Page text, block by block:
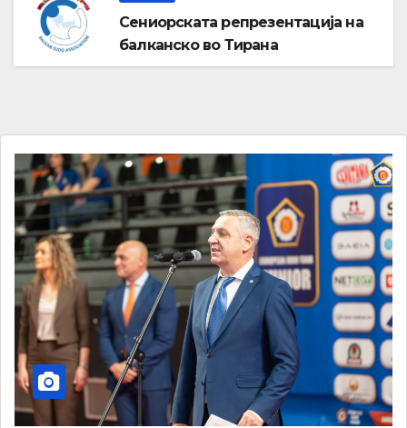
Сениорската репрезентација на
балканско во Тирана